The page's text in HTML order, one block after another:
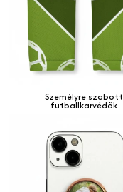
Személyre szabott
futballkarvédők